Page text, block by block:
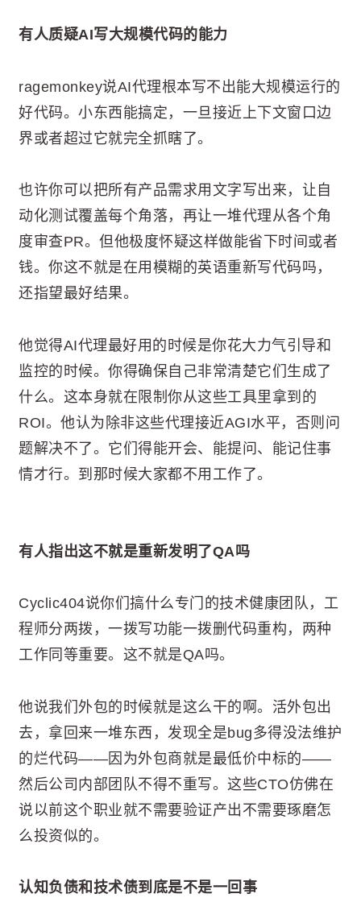
有人质疑AI写大规模代码的能力
ragemonkey说AI代理根本写不出能大规模运行的
好代码。小东西能搞定，一旦接近上下文窗口边
界或者超过它就完全抓瞎了。
也许你可以把所有产品需求用文字写出来，让自
动化测试覆盖每个角落，再让一堆代理从各个角
度审查PR。但他极度怀疑这样做能省下时间或者
钱。你这不就是在用模糊的英语重新写代码吗，
还指望最好结果。
他觉得AI代理最好用的时候是你花大力气引导和
监控的时候。你得确保自己非常清楚它们生成了
什么。这本身就在限制你从这些工具里拿到的
ROI。他认为除非这些代理接近AGI水平，否则问
题解决不了。它们得能开会、能提问、能记住事
情才行。到那时候大家都不用工作了。
有人指出这不就是重新发明了QA吗
Cyclic404说你们搞什么专门的技术健康团队，工
程师分两拨，一拨写功能一拨删代码重构，两种
工作同等重要。这不就是QA吗。
他说我们外包的时候就是这么干的啊。活外包出
去，拿回来一堆东西，发现全是bug多得没法维护
的烂代码——因为外包商就是最低价中标的——
然后公司内部团队不得不重写。这些CTO仿佛在
说以前这个职业就不需要验证产出不需要琢磨怎
么投资似的。
认知负债和技术债到底是不是一回事